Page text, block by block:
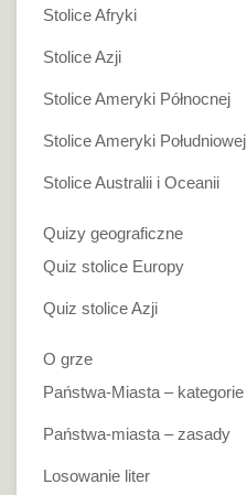
Stolice Afryki
Stolice Azji
Stolice Ameryki Północnej
Stolice Ameryki Południowej
Stolice Australii i Oceanii
Quizy geograficzne
Quiz stolice Europy
Quiz stolice Azji
O grze
Państwa-Miasta – kategorie
Państwa-miasta – zasady
Losowanie liter